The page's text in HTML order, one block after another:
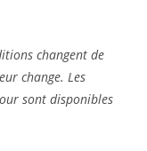
changent de
change. Les
sont disponibles